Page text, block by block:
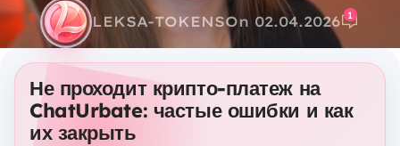
LEKSA-TOKENSOn 02.04.2026 1
Не проходит крипто-платеж на
ChatUrbate: частые ошибки и как
их закрыть